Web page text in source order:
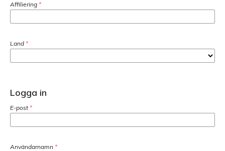
Affiliering *
Land *
Logga in
E-post *
Användarnamn *